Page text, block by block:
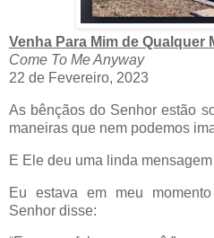
Venha Para Mim de Qualquer
Come To Me Anyway
22 de Fevereiro, 2023
As bênçãos do Senhor estão
maneiras que nem podemos
E Ele deu uma linda
Eu estava em meu
Senhor disse: